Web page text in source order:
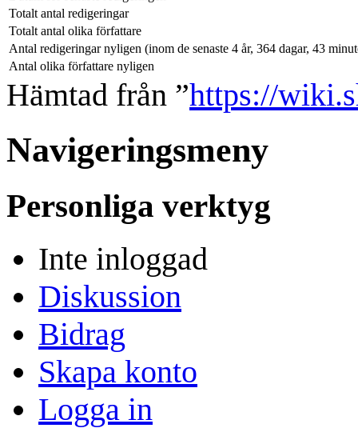
Totalt antal redigeringar
Totalt antal olika författare
Antal redigeringar nyligen (inom de senaste 4 år, 364 dagar, 43
Antal olika författare nyligen
Hämtad från ”https://
Navigeringsmeny
Personliga verktyg
Inte inloggad
Diskussion
Bidrag
Skapa konto
Logga in